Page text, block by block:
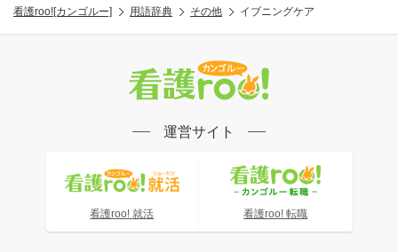
看護roo![カンゴルー] 用語辞典 その他 イブニングケア
運営サイト
看護roo! 就活 看護roo! 転職